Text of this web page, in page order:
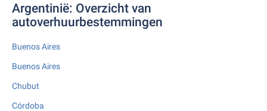
Argentinië: Overzicht van
autoverhuurbestemmingen
Buenos Aires
Buenos Aires
Chubut
Córdoba